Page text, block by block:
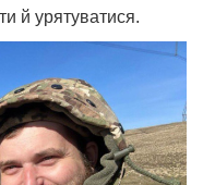
й урятуватися.